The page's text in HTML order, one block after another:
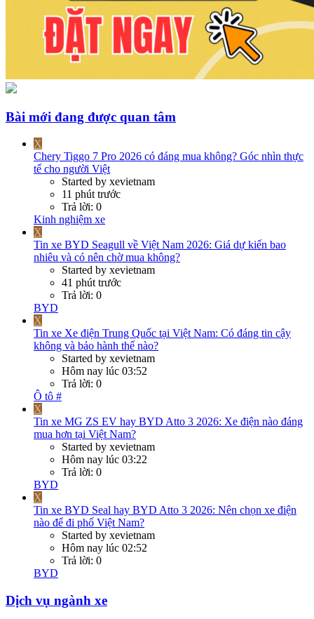
Bài mới đang được quan tâm
X
Chery Tiggo 7 Pro 2026 có đáng mua không? Góc nhìn thực
tế cho người Việt
Started by xevietnam
11 phút trước
Trả lời: 0
Kinh nghiệm xe
X
Tin xe BYD Seagull về Việt Nam 2026: Giá dự kiến bao
nhiêu và có nên chờ mua không?
Started by xevietnam
41 phút trước
Trả lời: 0
BYD
X
Tin xe Xe điện Trung Quốc tại Việt Nam: Có đáng tin cậy
không và bảo hành thế nào?
Started by xevietnam
Hôm nay lúc 03:52
Trả lời: 0
Ô tô #
X
Tin xe MG ZS EV hay BYD Atto 3 2026: Xe điện nào đáng
mua hơn tại Việt Nam?
Started by xevietnam
Hôm nay lúc 03:22
Trả lời: 0
BYD
X
Tin xe BYD Seal hay BYD Atto 3 2026: Nên chọn xe điện
nào để đi phố Việt Nam?
Started by xevietnam
Hôm nay lúc 02:52
Trả lời: 0
BYD
Dịch vụ ngành xe